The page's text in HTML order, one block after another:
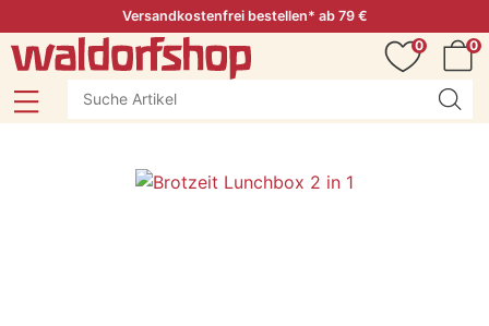
Versandkostenfrei bestellen* ab 79 €
0
0